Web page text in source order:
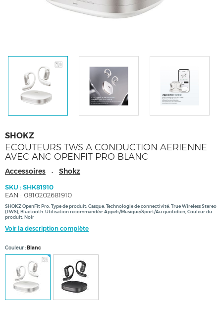
SHOKZ
ECOUTEURS TWS A CONDUCTION AERIENNE
AVEC ANC OPENFIT PRO BLANC
Accessoires - Shokz
SKU : SHK81910
EAN : 0810202681910
SHOKZ OpenFit Pro. Type de produit: Casque. Technologie de connectivité: True Wireless Stereo
(TWS), Bluetooth. Utilisation recommandée: Appels/Musique/Sport/Au quotidien, Couleur du
produit: Noir
Voir la description complète
Couleur Blanc